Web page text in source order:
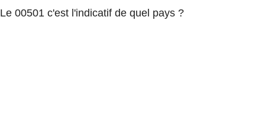
Le 00501 c'est l'indicatif de quel pays ?